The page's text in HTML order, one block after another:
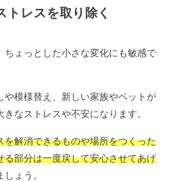
トレスを取り除く
ちょっとした小さな変化にも敏感で
や模様替え、新しい家族やペットが
なストレスや不安になります。
を解消できるものや場所をつくった
る部分は一度戻して安心させてあげ
ょう。